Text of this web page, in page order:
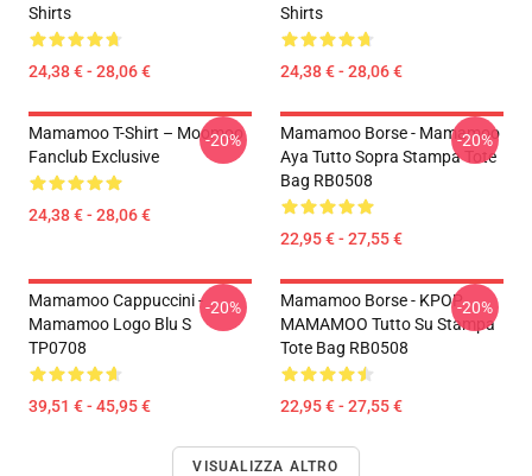
Shirts
24,38 € - 28,06 €
Shirts
24,38 € - 28,06 €
Mamamoo T-Shirt – Moomoo
Fanclub Exclusive
24,38 € - 28,06 €
-20%
Mamamoo Borse - Mamamoo
Aya Tutto Sopra Stampa Tote
Bag RB0508
22,95 € - 27,55 €
-20%
Mamamoo Cappuccini -
Mamamoo Logo Blu S
TP0708
39,51 € - 45,95 €
-20%
Mamamoo Borse - KPOP
MAMAMOO Tutto Su Stampa
Tote Bag RB0508
22,95 € - 27,55 €
-20%
VISUALIZZA ALTRO